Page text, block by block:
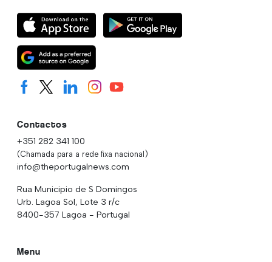
Contactos
+351 282 341 100
(Chamada para a rede fixa nacional)
info@theportugalnews.com
Rua Municipio de S Domingos
Urb. Lagoa Sol, Lote 3 r/c
8400-357 Lagoa - Portugal
Menu